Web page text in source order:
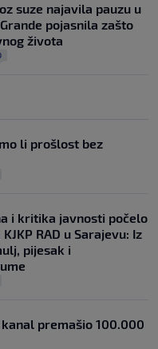
suze najavila pauzu u
pojasnila zašto
života
li prošlost bez
i kritika javnosti počelo
RAD u Sarajevu: Iz
pijesak i
kanal premašio 100.000